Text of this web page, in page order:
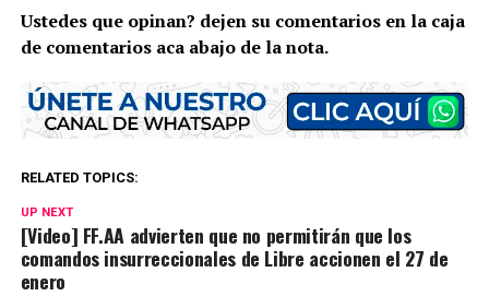
Ustedes que opinan? dejen su comentarios en la caja
de comentarios aca abajo de la nota.
RELATED TOPICS:
UP NEXT
[Video] FF.AA advierten que no permitirán que los
comandos insurreccionales de Libre accionen el 27 de
enero